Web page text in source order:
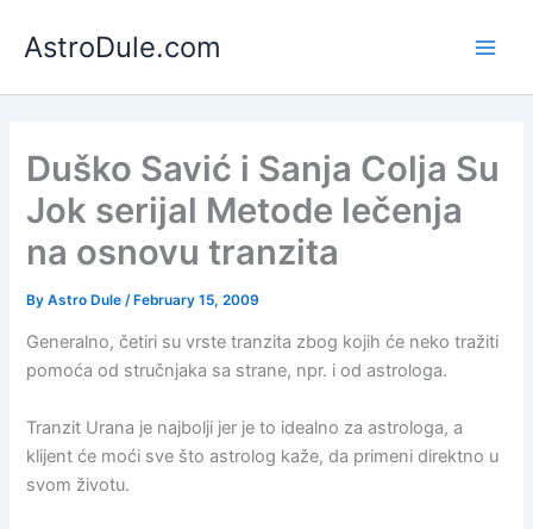
AstroDule.com
Duško Savić i Sanja Colja Su
Jok serijal Metode lečenja
na osnovu tranzita
ByAstro Dule /February 15, 2009
Generalno, četiri su vrste tranzita zbog kojih će neko tražiti
pomoća od stručnjaka sa strane, npr. i od astrologa.
Tranzit Urana je najbolji jer je to idealno za astrologa, a
klijent će moći sve što astrolog kaže, da primeni direktno u
svom životu.